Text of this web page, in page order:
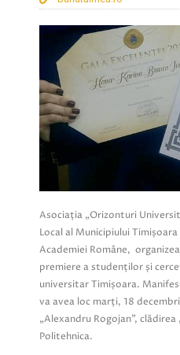
Asociația „Orizonturi
Local al Municipiului
Academiei Române,
premiere a studenților și
universitar Timișoara.
va avea loc marți, 18
„Alexandru Rogojan”,
Politehnica.